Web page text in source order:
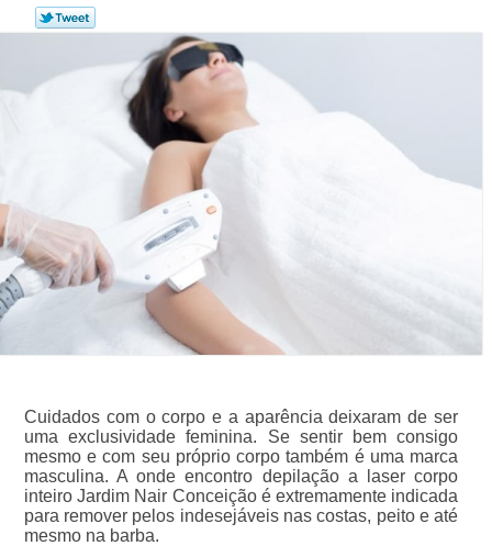
Cuidados com o corpo e a aparência deixaram de ser
uma exclusividade feminina. Se sentir bem consigo
mesmo e com seu próprio corpo também é uma marca
masculina. A onde encontro depilação a laser corpo
inteiro Jardim Nair Conceição é extremamente indicada
para remover pelos indesejáveis nas costas, peito e até
mesmo na barba.